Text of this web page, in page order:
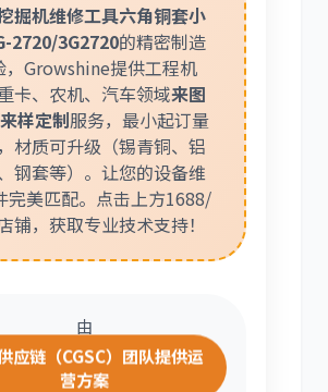
掘机维修工具六角铜套小
2720/3G2720的精密制造
，Growshine提供工程机
卡、农机、汽车领域来图
样定制服务，最小起订量
材质可升级（锡青铜、铝
钢套等）。让您的设备维
完美匹配。点击上方1688/
铺，获取专业技术支持！
由
应链（CGSC）团队提供运
营方案